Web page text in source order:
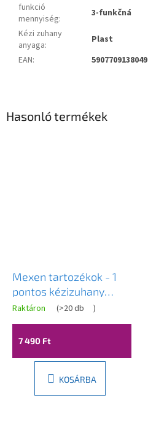
funkció
mennyiség:
3-funkčná
Kézi zuhany
anyaga:
Plast
EAN: 5907709138049
Hasonló termékek
Mexen tartozékok - 1
pontos kézizuhany
készlet R-74, króm /
fehér, 785745052-00
Raktáron (>20 db )
7 490 Ft
KOSÁRBA